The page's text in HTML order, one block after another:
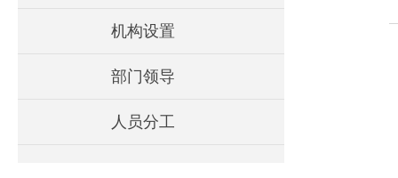
机构设置
部门领导
人员分工